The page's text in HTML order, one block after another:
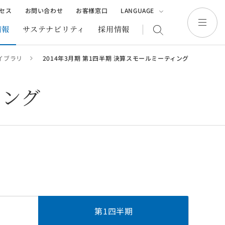
ス お問い合わせ お客様窓口 LANGUAGE
その他 （海外開発事業・建設事業等）
建設事業
書
サステナビリティ 採用情報
グ
ブラリ 2014年3月期 第1四半期 決算スモールミーティング
第1四半期